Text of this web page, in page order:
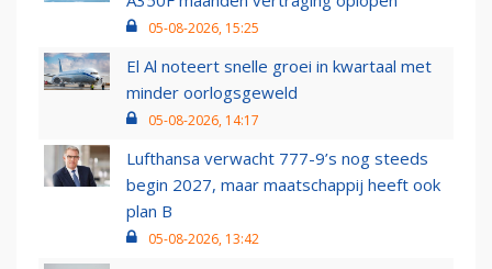
05-08-2026, 15:25
El Al noteert snelle groei in kwartaal met
minder oorlogsgeweld
05-08-2026, 14:17
Lufthansa verwacht 777-9’s nog steeds
begin 2027, maar maatschappij heeft ook
plan B
05-08-2026, 13:42